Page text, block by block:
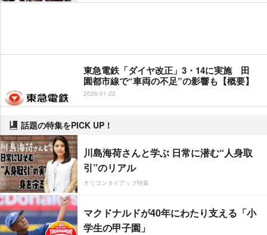
東急電鉄「ダイヤ改正」3・14に実施 田
園都市線で“車両の不足”の影響も【概要】
2026-01-22
話題の特集をPICK UP！
川島海荷さんと学ぶ 日常に潜む“人身取
引”のリアル
オリコンタイアップ特集
マクドナルドが40年にわたり支える「小
学生の甲子園」